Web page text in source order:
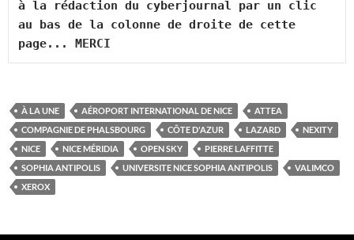
à la rédaction du cyberjournal par un clic
au bas de la colonne de droite de cette
page... MERCI
À LA UNE AÉROPORT INTERNATIONAL DE NICE
ATTEA
COMPAGNIE DE PHALSBOURG
CÔTE D'AZUR LAZARD
NEXITY
NICE
NICE MÉRIDIA OPEN SKY
PIERRE LAFFITTE
SOPHIA ANTIPOLIS
UNIVERSITE NICE SOPHIA ANTIPOLIS
VALIMCO
XEROX